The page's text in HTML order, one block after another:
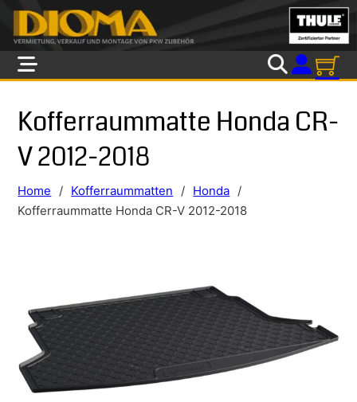
Skip to main content
Skip to footer
Kofferraummatte Honda CR-
V 2012-2018
Home / Kofferraummatten / Honda /
Kofferraummatte Honda CR-V 2012-2018